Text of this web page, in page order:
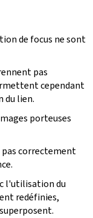
de focus ne sont
pas
cependant
du lien.
porteuses
pas correctement
l'utilisation du
redéfinies,